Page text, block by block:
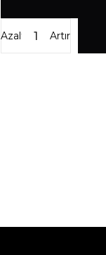
Artır
Azalt